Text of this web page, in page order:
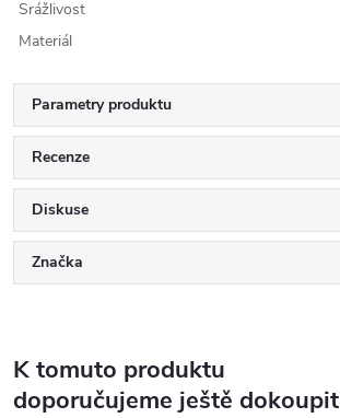
Srážlivost
Materiál
Parametry produktu
Recenze
Diskuse
Značka
K tomuto produktu
doporučujeme ještě dokoupit